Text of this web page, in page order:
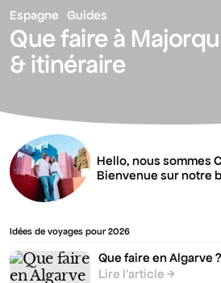
Espagne Guides
Que faire à
& itinéraire
Hello, nous sommes
Bienvenue sur notre
Idées de voyages pour 2026
Que faire en Algarve
Lire l’article